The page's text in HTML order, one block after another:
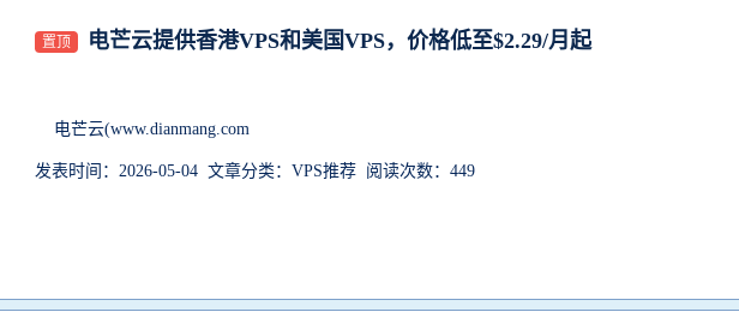
置顶 电芒云提供香港VPS和美国VPS，价格低至$2.29/月起
电芒云(www.dianmang.com
发表时间：2026-05-04 文章分类：VPS推荐 阅读次数：449